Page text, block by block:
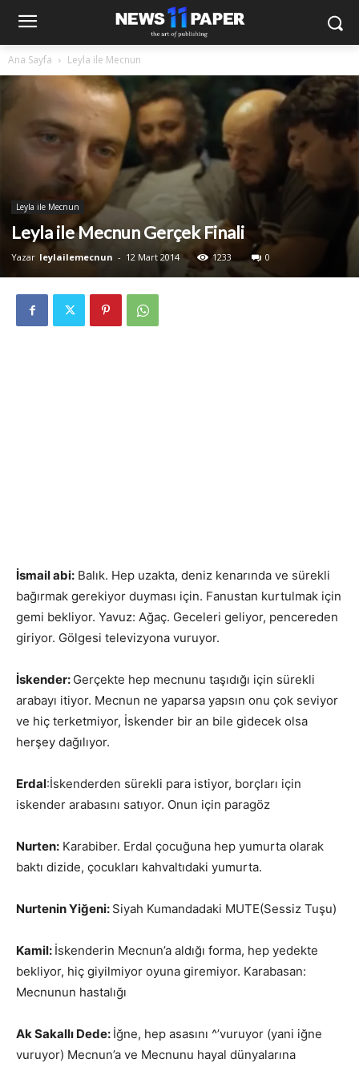
Ana Sayfa Leyla ile Mecnun
Leyla ile Mecnun
Leyla ile Mecnun Gerçek Finali
Yazar leylailemecnun - 12 Mart 2014 1233 0
İsmail abi: Balık. Hep uzakta, deniz kenarında ve sürekli
bağırmak gerekiyor duyması için. Fanustan kurtulmak için
gemi bekliyor. Yavuz: Ağaç. Geceleri geliyor, pencereden
giriyor. Gölgesi televizyona vuruyor.
İskender: Gerçekte hep mecnunu taşıdığı için sürekli
arabayı itiyor. Mecnun ne yaparsa yapsın onu çok seviyor
ve hiç terketmiyor, İskender bir an bile gidecek olsa
herşey dağılıyor.
Erdal:İskenderden sürekli para istiyor, borçları için
iskender arabasını satıyor. Onun için paragöz
Nurten: Karabiber. Erdal çocuğuna hep yumurta olarak
baktı dizide, çocukları kahvaltıdaki yumurta.
Nurtenin Yiğeni: Siyah Kumandadaki MUTE(Sessiz Tuşu)
Kamil: İskenderin Mecnun’a aldığı forma, hep yedekte
bekliyor, hiç giyilmiyor oyuna giremiyor. Karabasan:
Mecnunun hastalığı
Ak Sakallı Dede: İğne, hep asasını ^’vuruyor (yani iğne
vuruyor) Mecnun’a ve Mecnunu hayal dünyalarına